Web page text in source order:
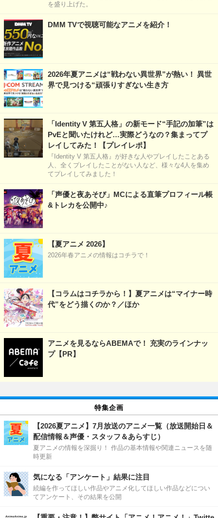
を盛り上げた。
DMM TVで視聴可能なアニメを紹介！
2026年夏アニメは“戦わない異世界”が熱い！ 異世
界で見つける“頑張りすぎない生き方
「Identity V 第五人格」の新モード“手記の加筆”は
PvEと聞いたけれど…実際どうなの？集まってプ
レイしてみた！【プレイレポ】
『Identity V 第五人格』が好きな人やプレイしたことある
人、全くプレイしたことがない人など、様々な4人を集め
てプレイしてみました！
「声優と夜あそび」MCによる直筆プロフィール帳
&トレカを公開中♪
【夏アニメ 2026】
2026年春アニメの情報はコチラで！
【コラムはコチラから！】夏アニメは“マイナー時
代”をどう描くのか？／ほか
アニメを見るならABEMAで！ 充実のラインナッ
プ【PR】
特集企画
【2026夏アニメ】7月放送のアニメ一覧（放送開始日＆
配信情報＆声優・スタッフ＆あらすじ）
夏アニメの情報を深掘り！ 作品の基本情報や関連ニュースを随
時更新
気になる「アンケート」結果に注目
続編を作ってほしい作品やアニメ化してほしい作品などについ
てアンケート、その結果を公開